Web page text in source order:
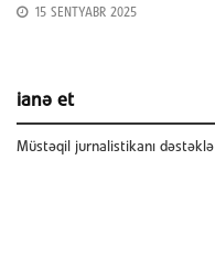
15 SENTYABR 2025
ianə et
Müstəqil jurnalistikanı dəstəklə